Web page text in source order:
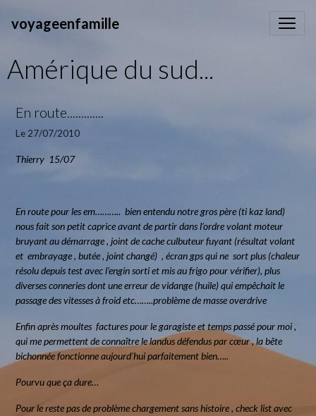
voyageenfamille
Amérique du sud...
En route.............
Le 27/07/2010
Thierry 15/07
En route pour les em……….. bien entendu notre gros père (ti kaz land)
nous fait son petit caprice avant de partir dans l’ordre volant moteur
bruyant au démarrage , joint de cache culbuteur fuyant (résultat volant
et embrayage , butée , joint changé) , écran gps qui ne sort plus (chaleur
résolu depuis test avec l’engin sorti et mis au frigo pour vérifier), plus
diverses conneries dont une erreur de vidange (huile) qui empêchait le
passage des vitesses à froid etc……..problème de masse overdrive
Enfin après moultes factures pour le garagiste et temps passé pour moi ,
qui me permettent de connaître le landus défendus par cœur , la bête
bichonnée fonctionne aujourd’hui parfaitement bien…..
Pourvu que ça dure…
Pour le reste pas de problème chargement sans histoire , check list avec